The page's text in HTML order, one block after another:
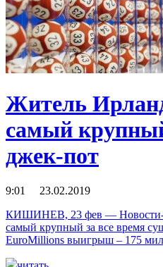
Житель
самый
джек-пот
9:01 23.02.2019
КИШИНЕВ, 23 фев — Новости-
самый крупный за все время
EuroMillions выигрыш – 175